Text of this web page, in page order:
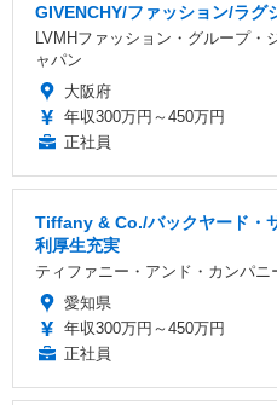
GIVENCHY/ファッション/ラグ
LVMHファッション・グループ
ャパン
大阪府
年収300万円～450万円
正社員
Tiffany & Co./バックヤード・
利厚生充実
ティファニー・アンド・カンパニ
愛知県
年収300万円～450万円
正社員